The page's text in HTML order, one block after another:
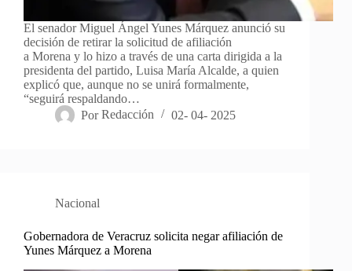
El senador Miguel Ángel Yunes Márquez anunció su
decisión de retirar la solicitud de afiliación
a Morena y lo hizo a través de una carta dirigida a la
presidenta del partido, Luisa María Alcalde, a quien
explicó que, aunque no se unirá formalmente,
“seguirá respaldando…
Por Redacción 02- 04- 2025
Nacional
Gobernadora de Veracruz solicita negar afiliación de
Yunes Márquez a Morena